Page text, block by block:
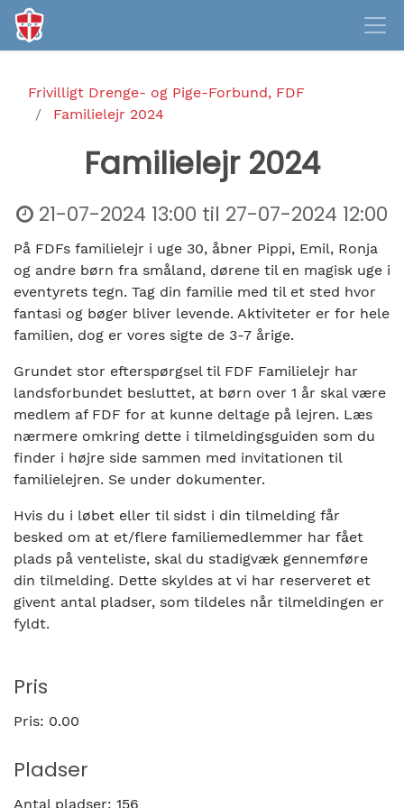
Frivilligt Drenge- og Pige-Forbund, FDF
Familielejr 2024
Familielejr 2024
21-07-2024 13:00 til 27-07-2024 12:00
På FDFs familielejr i uge 30, åbner Pippi, Emil, Ronja
og andre børn fra småland, dørene til en magisk uge i
eventyrets tegn. Tag din familie med til et sted hvor
fantasi og bøger bliver levende. Aktiviteter er for hele
familien, dog er vores sigte de 3-7 årige.
Grundet stor efterspørgsel til FDF Familielejr har
landsforbundet besluttet, at børn over 1 år skal være
medlem af FDF for at kunne deltage på lejren. Læs
nærmere omkring dette i tilmeldingsguiden som du
finder i højre side sammen med invitationen til
familielejren. Se under dokumenter.
Hvis du i løbet eller til sidst i din tilmelding får
besked om at et/flere familiemedlemmer har fået
plads på venteliste, skal du stadigvæk gennemføre
din tilmelding. Dette skyldes at vi har reserveret et
givent antal pladser, som tildeles når tilmeldingen er
fyldt.
Pris
Pris: 0.00
Pladser
Antal pladser: 156